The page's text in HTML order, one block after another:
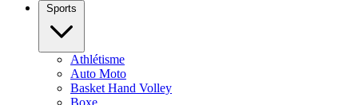
Sports
Athlétisme
Auto Moto
Basket Hand Volley
Boxe